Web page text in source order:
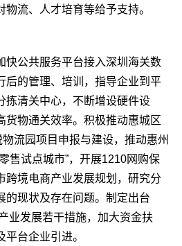
流、人才培育等给予支持。
快公共服务平台接入深圳海关数
后的管理、培训，指导企业到平
拣清关中心，不断增设硬件设
货物通关效率。积极推动惠城区
流园项目申报与建设，推动惠州
售试点城市”，开展1210网购保
跨境电商产业发展规划，研究分
的现状及存在问题。制定出台
业发展若干措施，加大资金扶
台企业引进。